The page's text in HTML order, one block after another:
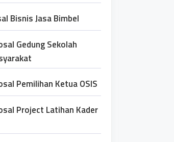
Bisnis Jasa Bimbel
Gedung Sekolah
Pemilihan Ketua OSIS
Project Latihan Kader